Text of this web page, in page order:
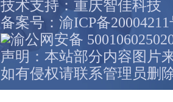
技术支持： 重庆智佳科技
备案号： 渝ICP备
渝公网安备
声明：本站部分内容图片
如有侵权请联系管理员删